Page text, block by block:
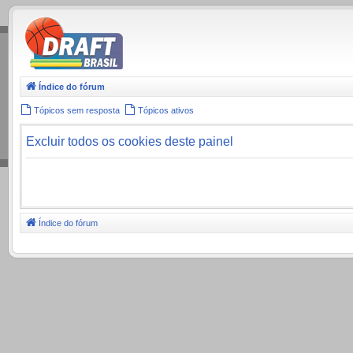
.
Índice do fórum
Tópicos sem resposta Tópicos ativos
Excluir todos os cookies deste painel
Índice do fórum
.